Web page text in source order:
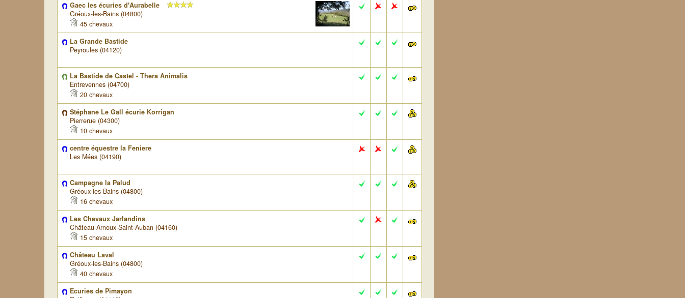
Gaec les écuries d'Aurabelle
Gréoux-les-Bains (04800)
45 chevaux
La Grande Bastide
Peyroules (04120)
La Bastide de Castel - Thera Animalis
Entrevennes (04700)
20 chevaux
Stéphane Le Gall écurie Korrigan
Pierrerue (04300)
10 chevaux
centre équestre la Feniere
Les Mées (04190)
Campagne la Palud
Gréoux-les-Bains (04800)
16 chevaux
Les Chevaux Jarlandins
Château-Arnoux-Saint-Auban (04160)
15 chevaux
Château Laval
Gréoux-les-Bains (04800)
40 chevaux
Ecuries de Pimayon